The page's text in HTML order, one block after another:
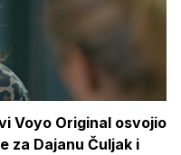
Voyo Original osvojio
za Dajanu Čuljak i